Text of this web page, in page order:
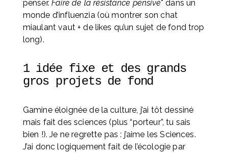
penser. Faire de la résistance pensive* dans un
monde d’influenzia (où montrer son chat
miaulant vaut + de likes qu’un sujet de fond trop
long).
1 idée fixe et des grands
gros projets de fond
Gamine éloignée de la culture, j’ai tôt dessiné
mais fait des sciences (plus “porteur”, tu sais
bien !). Je ne regrette pas : j’aime les Sciences.
J’ai donc logiquement fait de l’écologie par